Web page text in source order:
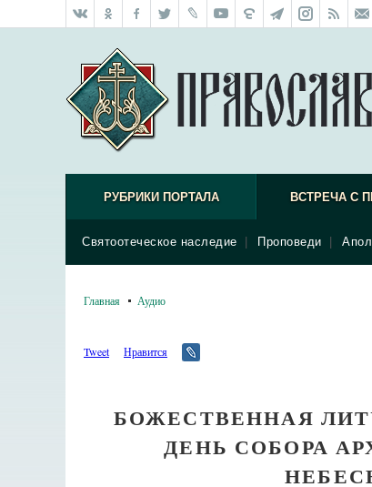
РУБРИКИ ПОРТАЛА ВСТРЕЧА С
Святоотеческое наследие Проповеди
Главная Аудио
Tweet Нравится
БОЖЕСТВЕННАЯ
ДЕНЬ СОБОРА